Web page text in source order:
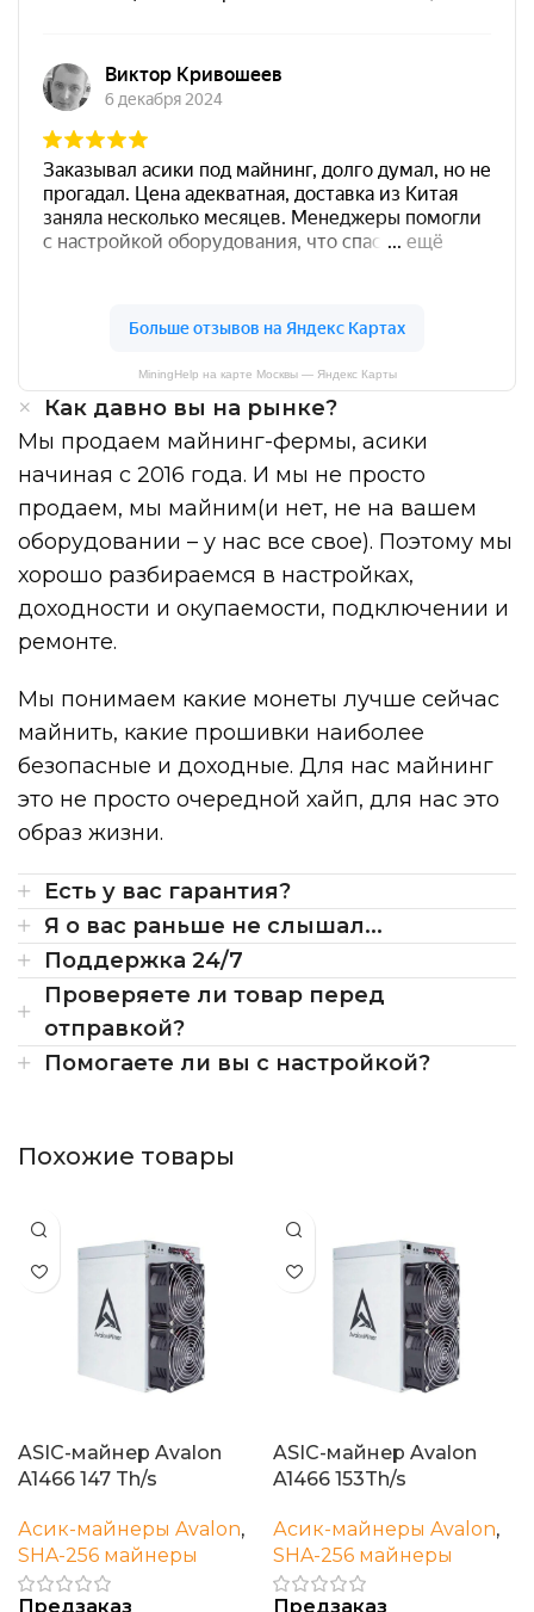
MiningHelp на карте Москвы — Яндекс Карты
Как давно вы на рынке?
Мы продаем майнинг-фермы, асики
начиная с 2016 года. И мы не просто
продаем, мы майним(и нет, не на вашем
оборудовании – у нас все свое). Поэтому мы
хорошо разбираемся в настройках,
доходности и окупаемости, подключении и
ремонте.
Мы понимаем какие монеты лучше сейчас
майнить, какие прошивки наиболее
безопасные и доходные. Для нас майнинг
это не просто очередной хайп, для нас это
образ жизни.
Есть у вас гарантия?
Я о вас раньше не слышал...
Поддержка 24/7
Проверяете ли товар перед
отправкой?
Помогаете ли вы с настройкой?
Похожие товары
ASIC-майнер Avalon
A1466 147 Th/s
Асик-майнеры Avalon,
SHA-256 майнеры
Предзаказ
ASIC-майнер Avalon
A1466 153Th/s
Асик-майнеры Avalon,
SHA-256 майнеры
Предзаказ